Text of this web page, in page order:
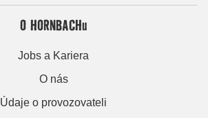
O HORNBACHu
Jobs a Kariera
O nás
Údaje o provozovateli